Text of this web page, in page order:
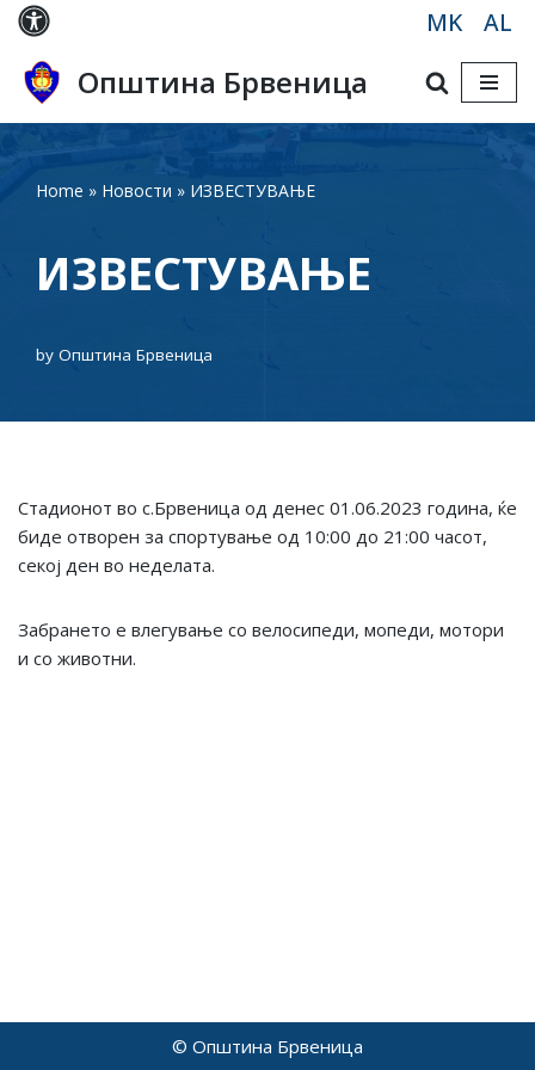
Skip
to
content
MK AL
Општина Брвеница
Home » Новости » ИЗВЕСТУВАЊЕ
ИЗВЕСТУВАЊЕ
by Општина Брвеница
Стадионот во с.Брвеница од денес 01.06.2023 година, ќе
биде отворен за спортување од 10:00 до 21:00 часот,
секој ден во неделата.
Забрането е влегување со велосипеди, мопеди, мотори
и со животни.
© Општина Брвеница